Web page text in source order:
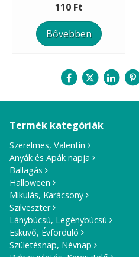
110 Ft
Bővebben
Termék kategóriák
Szerelmes, Valentin
Anyák és Apák napja
Ballagás
Halloween
Mikulás, Karácsony
Szilveszter
Lánybúcsú, Legénybúcsú
Esküvő, Évforduló
Születésnap, Névnap